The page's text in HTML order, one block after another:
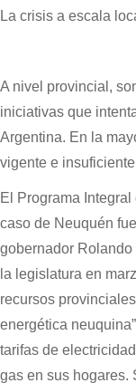
La crisis a escala
A nivel provincial,
iniciativas que
Argentina. En la
vigente e
El Programa
caso de Neuquén
gobernador
la legislatura en
recursos
energética
tarifas de
gas en sus hogares.